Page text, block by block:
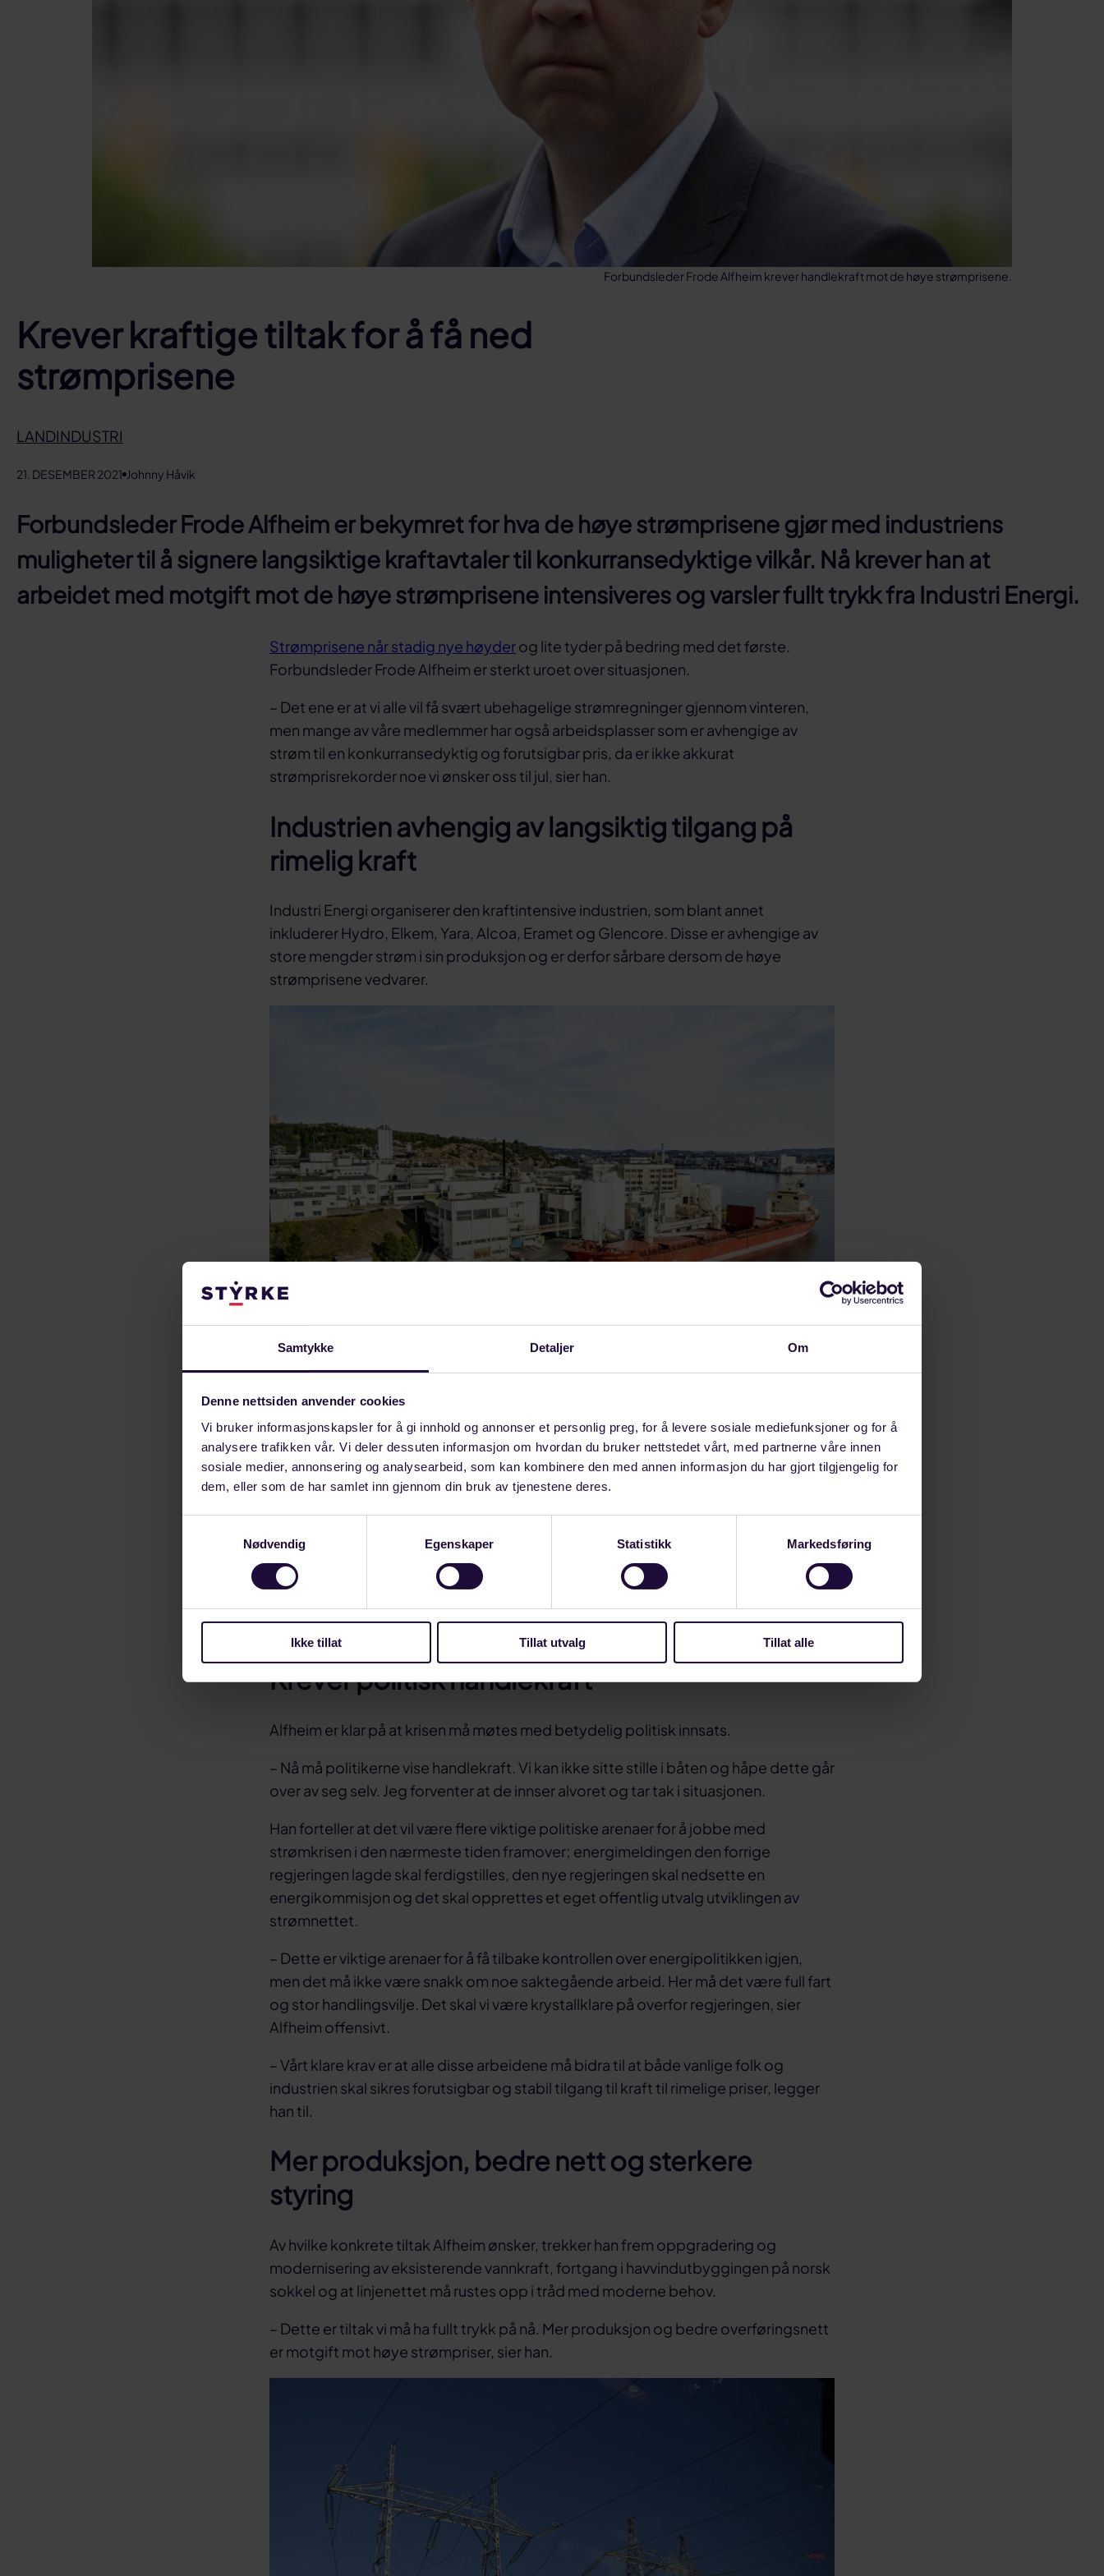
Samtykke Detaljer Om
Denne nettsiden anvender cookies
Vi bruker informasjonskapsler for å gi innhold og annonser et personlig preg, for å levere sosiale mediefunksjoner og for å
analysere trafikken vår. Vi deler dessuten informasjon om hvordan du bruker nettstedet vårt, med partnerne våre innen
sosiale medier, annonsering og analysearbeid, som kan kombinere den med annen informasjon du har gjort tilgjengelig for
dem, eller som de har samlet inn gjennom din bruk av tjenestene deres.
Nødvendig
Egenskaper Statistikk Markedsføring
Ikke tillat Tillat utvalg Tillat alle
Forbundsleder Frode Alfheim krever handlekraft mot de høye strømprisene.
Krever kraftige tiltak for å få ned
strømprisene
LANDINDUSTRI
21. DESEMBER 2021 Johnny Håvik
Forbundsleder Frode Alfheim er bekymret for hva de høye strømprisene gjør med industriens
muligheter til å signere langsiktige kraftavtaler til konkurransedyktige vilkår. Nå krever han at
arbeidet med motgift mot de høye strømprisene intensiveres og varsler fullt trykk fra Industri Energi.
Strømprisene når stadig nye høyderog lite tyder på bedring med det første.
Forbundsleder Frode Alfheim er sterkt uroet over situasjonen.
– Det ene er at vi alle vil få svært ubehagelige strømregninger gjennom vinteren,
men mange av våre medlemmer har også arbeidsplasser som er avhengige av
strøm til en konkurransedyktig og forutsigbar pris, da er ikke akkurat
strømprisrekorder noe vi ønsker oss til jul, sier han.
Industrien avhengig av langsiktig tilgang på
rimelig kraft
Industri Energi organiserer den kraftintensive industrien, som blant annet
inkluderer Hydro, Elkem, Yara, Alcoa, Eramet og Glencore. Disse er avhengige av
store mengder strøm i sin produksjon og er derfor sårbare dersom de høye
strømprisene vedvarer.
Glencore Nikkelverk er en av mange industribedrifter i Norge som er avhengige av
– Selv om mange i bransjen for øyeblikket er sikret gjennom lengre kraftavtaler, er
det viktig å huske på at det hele tiden er behov for å fylle på med nye avtaler. Det
blir en krevende øvelse om vi ikke får gjort noe med de elleville strømprisene. Det
er viktig å huske at disse fabrikkene er del av en global konkurransesituasjon, sier
Alfheim.
Forbundslederen minner også om at langt fra hele produksjonen er dekket av
lange kraftavtaler. De fleste fabrikkene kjøper også en viss andel innen
spotmarkedet.
Krever politisk handlekraft
Alfheim er klar på at krisen må møtes med betydelig politisk innsats.
– Nå må politikerne vise handlekraft. Vi kan ikke sitte stille i båten og håpe dette går
over av seg selv. Jeg forventer at de innser alvoret og tar tak i situasjonen.
Han forteller at det vil være flere viktige politiske arenaer for å jobbe med
strømkrisen i den nærmeste tiden framover; energimeldingen den forrige
regjeringen lagde skal ferdigstilles, den nye regjeringen skal nedsette en
energikommisjon og det skal opprettes et eget offentlig utvalg utviklingen av
strømnettet.
– Dette er viktige arenaer for å få tilbake kontrollen over energipolitikken igjen,
men det må ikke være snakk om noe saktegående arbeid. Her må det være full fart
og stor handlingsvilje. Det skal vi være krystallklare på overfor regjeringen, sier
Alfheim offensivt.
– Vårt klare krav er at alle disse arbeidene må bidra til at både vanlige folk og
industrien skal sikres forutsigbar og stabil tilgang til kraft til rimelige priser, legger
han til.
Mer produksjon, bedre nett og sterkere
styring
Av hvilke konkrete tiltak Alfheim ønsker, trekker han frem oppgradering og
modernisering av eksisterende vannkraft, fortgang i havvindutbyggingen på norsk
sokkel og at linjenettet må rustes opp i tråd med moderne behov.
– Dette er tiltak vi må ha fullt trykk på nå. Mer produksjon og bedre overføringsnett
er motgift mot høye strømpriser, sier han.